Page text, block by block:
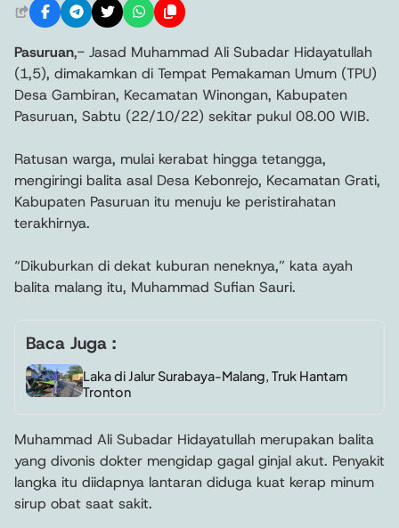
Pasuruan,- Jasad Muhammad Ali Subadar Hidayatullah
(1,5), dimakamkan di Tempat Pemakaman Umum (TPU)
Desa Gambiran, Kecamatan Winongan, Kabupaten
Pasuruan, Sabtu (22/10/22) sekitar pukul 08.00 WIB.
Ratusan warga, mulai kerabat hingga tetangga,
mengiringi balita asal Desa Kebonrejo, Kecamatan Grati,
Kabupaten Pasuruan itu menuju ke peristirahatan
terakhirnya.
“Dikuburkan di dekat kuburan neneknya,” kata ayah
balita malang itu, Muhammad Sufian Sauri.
Baca Juga :
Laka di Jalur Surabaya-Malang, Truk Hantam
Tronton
Muhammad Ali Subadar Hidayatullah merupakan balita
yang divonis dokter mengidap gagal ginjal akut. Penyakit
langka itu diidapnya lantaran diduga kuat kerap minum
sirup obat saat sakit.